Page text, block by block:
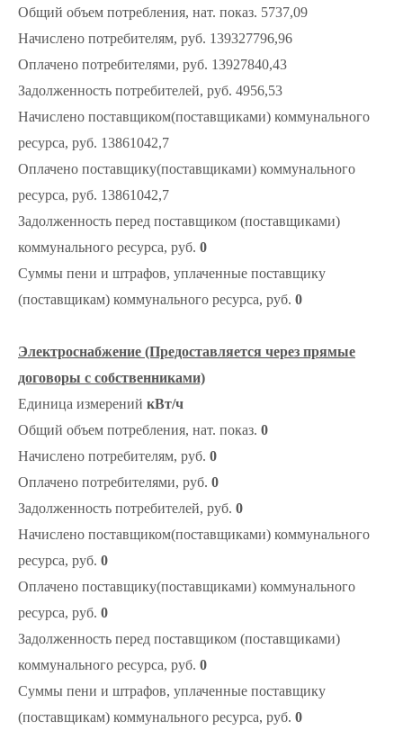
Общий объем потребления, нат. показ. 5737,09
Начислено потребителям, руб. 139327796,96
Оплачено потребителями, руб. 13927840,43
Задолженность потребителей, руб. 4956,53
Начислено поставщиком(поставщиками) коммунального
ресурса, руб. 13861042,7
Оплачено поставщику(поставщиками) коммунального
ресурса, руб. 13861042,7
Задолженность перед поставщиком (поставщиками)
коммунального ресурса, руб. 0
Суммы пени и штрафов, уплаченные поставщику
(поставщикам) коммунального ресурса, руб. 0
Электроснабжение (Предоставляется через прямые
договоры с собственниками)
Единица измерений кВт/ч
Общий объем потребления, нат. показ. 0
Начислено потребителям, руб. 0
Оплачено потребителями, руб. 0
Задолженность потребителей, руб. 0
Начислено поставщиком(поставщиками) коммунального
ресурса, руб. 0
Оплачено поставщику(поставщиками) коммунального
ресурса, руб. 0
Задолженность перед поставщиком (поставщиками)
коммунального ресурса, руб. 0
Суммы пени и штрафов, уплаченные поставщику
(поставщикам) коммунального ресурса, руб. 0